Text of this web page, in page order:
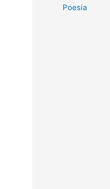
Poesia